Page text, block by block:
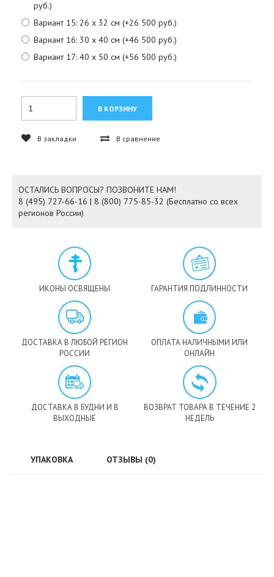
руб.)
Вариант 15: 26 х 32 см (+26 500 руб.)
Вариант 16: 30 х 40 см (+46 500 руб.)
Вариант 17: 40 х 50 см (+56 500 руб.)
В закладки В сравнение
ОСТАЛИСЬ ВОПРОСЫ? ПОЗВОНИТЕ НАМ!
8 (495) 727-66-16 | 8 (800) 775-85-32 (Бесплатно со всех
регионов России)
ИКОНЫ ОСВЯЩЕНЫ ГАРАНТИЯ ПОДЛИННОСТИ
ДОСТАВКА В ЛЮБОЙ РЕГИОН
РОССИИ
ОПЛАТА НАЛИЧНЫМИ ИЛИ
ОНЛАЙН
ДОСТАВКА В БУДНИ И В
ВЫХОДНЫЕ
ВОЗВРАТ ТОВАРА В ТЕЧЕНИЕ 2
НЕДЕЛЬ
УПАКОВКА ОТЗЫВЫ (0)